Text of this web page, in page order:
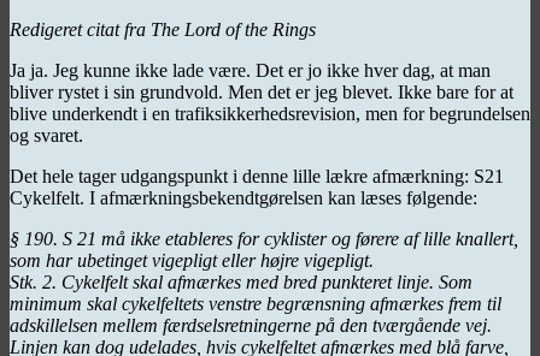
Redigeret citat fra The Lord of the Rings
Ja ja. Jeg kunne ikke lade være. Det er jo ikke hver dag, at man
bliver rystet i sin grundvold. Men det er jeg blevet. Ikke bare for at
blive underkendt i en trafiksikkerhedsrevision, men for begrundelsen
og svaret.
Det hele tager udgangspunkt i denne lille lækre afmærkning: S21
Cykelfelt. I afmærkningsbekendtgørelsen kan læses følgende:
§ 190. S 21 må ikke etableres for cyklister og førere af lille knallert,
som har ubetinget vigepligt eller højre vigepligt.
Stk. 2. Cykelfelt skal afmærkes med bred punkteret linje. Som
minimum skal cykelfeltets venstre begrænsning afmærkes frem til
adskillelsen mellem færdselsretningerne på den tværgående vej.
Linjen kan dog udelades, hvis cykelfeltet afmærkes med blå farve,